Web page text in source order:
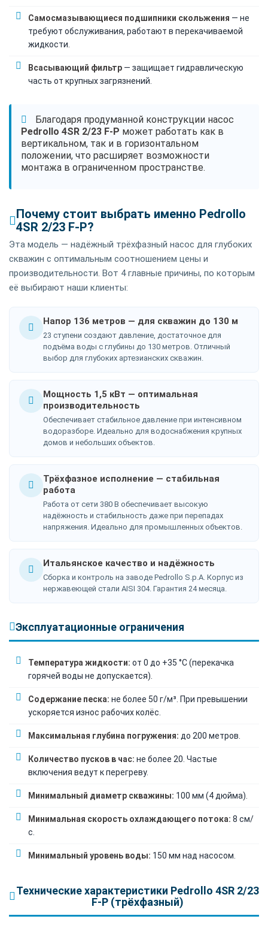
Самосмазывающиеся подшипники скольжения — не
требуют обслуживания, работают в перекачиваемой
жидкости.
Всасывающий фильтр — защищает гидравлическую
часть от крупных загрязнений.
Благодаря продуманной конструкции насос
Pedrollo 4SR 2/23 F-P может работать как в
вертикальном, так и в горизонтальном
положении, что расширяет возможности
монтажа в ограниченном пространстве.
Почему стоит выбрать именно Pedrollo
4SR 2/23 F-P?
Эта модель — надёжный трёхфазный насос для глубоких
скважин с оптимальным соотношением цены и
производительности. Вот 4 главные причины, по которым
её выбирают наши клиенты:
Напор 136 метров — для скважин до 130 м
23 ступени создают давление, достаточное для
подъёма воды с глубины до 130 метров. Отличный
выбор для глубоких артезианских скважин.
Мощность 1,5 кВт — оптимальная
производительность
Обеспечивает стабильное давление при интенсивном
водоразборе. Идеально для водоснабжения крупных
домов и небольших объектов.
Трёхфазное исполнение — стабильная
работа
Работа от сети 380 В обеспечивает высокую
надёжность и стабильность даже при перепадах
напряжения. Идеально для промышленных объектов.
Итальянское качество и надёжность
Сборка и контроль на заводе Pedrollo S.p.A. Корпус из
нержавеющей стали AISI 304. Гарантия 24 месяца.
Эксплуатационные ограничения
Температура жидкости: от 0 до +35 °C (перекачка
горячей воды не допускается).
Содержание песка: не более 50 г/м³. При превышении
ускоряется износ рабочих колёс.
Максимальная глубина погружения: до 200 метров.
Количество пусков в час: не более 20. Частые
включения ведут к перегреву.
Минимальный диаметр скважины: 100 мм (4 дюйма).
Минимальная скорость охлаждающего потока: 8 см/
с.
Минимальный уровень воды: 150 мм над насосом.
Технические характеристики Pedrollo 4SR 2/23
F-P (трёхфазный)